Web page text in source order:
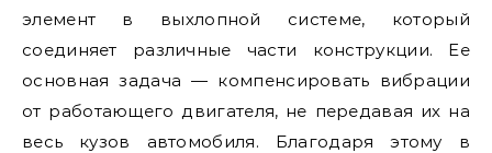
элемент в выхлопной системе, который
соединяет различные части конструкции. Ее
основная задача — компенсировать вибрации
от работающего двигателя, не передавая их на
весь кузов автомобиля. Благодаря этому в